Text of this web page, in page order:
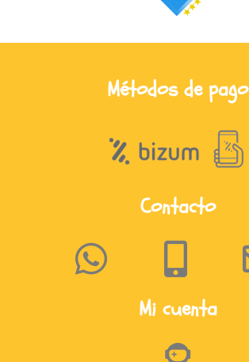
Métodos de pago
Contacto
Mi cuenta